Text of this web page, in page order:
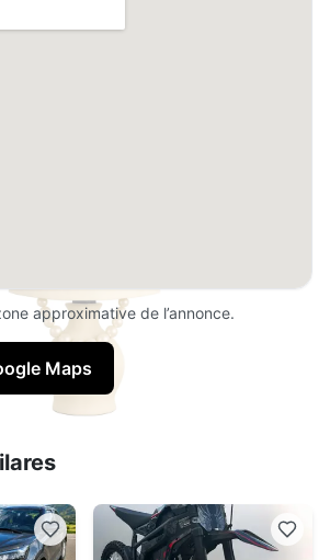
approximative de l’annonce.
Maps